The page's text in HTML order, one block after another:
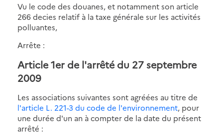
Vu le code des douanes, et notamment son article
266 decies relatif à la taxe générale sur les activités
polluantes,
Arrête :
Article 1er de l'arrêté du 27 septembre
2009
Les associations suivantes sont agréées au titre de
l'article L. 221-3 du code de l'environnement, pour
une durée d'un an à compter de la date du présent
arrêté :